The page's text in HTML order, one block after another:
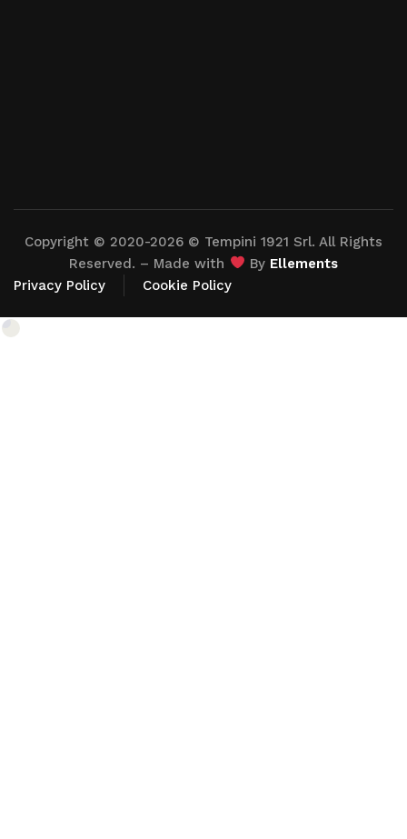
Copyright © 2020-2026 © Tempini 1921 Srl. All Rights
Reserved. – Made with
By Ellements
Privacy Policy
Cookie Policy